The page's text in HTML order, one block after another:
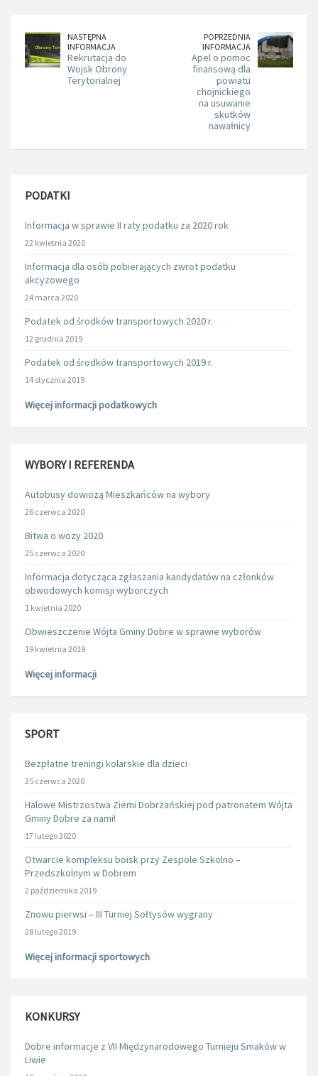
NASTĘPNA
INFORMACJA
Rekrutacja do
Wojsk Obrony
Terytorialnej
POPRZEDNIA
INFORMACJA
Apel o pomoc
finansową dla
powiatu
chojnickiego
na usuwanie
skutków
nawałnicy
PODATKI
Informacja w sprawie II raty podatku za 2020 rok
22 kwietnia 2020
Informacja dla osób pobierających zwrot podatku
akcyzowego
24 marca 2020
Podatek od środków transportowych 2020 r.
12 grudnia 2019
Podatek od środków transportowych 2019 r.
14 stycznia 2019
Więcej informacji podatkowych
WYBORY I REFERENDA
Autobusy dowiozą Mieszkańców na wybory
26 czerwca 2020
Bitwa o wozy 2020
25 czerwca 2020
Informacja dotycząca zgłaszania kandydatów na członków
obwodowych komisji wyborczych
1 kwietnia 2020
Obwieszczenie Wójta Gminy Dobre w sprawie wyborów
19 kwietnia 2019
Więcej informacji
SPORT
Bezpłatne treningi kolarskie dla dzieci
25 czerwca 2020
Halowe Mistrzostwa Ziemi Dobrzańskiej pod patronatem Wójta
Gminy Dobre za nami!
17 lutego 2020
Otwarcie kompleksu boisk przy Zespole Szkolno –
Przedszkolnym w Dobrem
2 października 2019
Znowu pierwsi – III Turniej Sołtysów wygrany
28 lutego 2019
Więcej informacji sportowych
KONKURSY
Dobre informacje z VII Międzynarodowego Turnieju Smaków w
Liwie